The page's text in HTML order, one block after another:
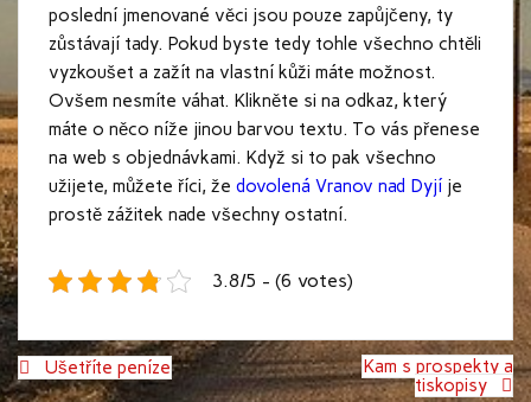
poslední jmenované věci jsou pouze zapůjčeny, ty
zůstávají tady. Pokud byste tedy tohle všechno chtěli
vyzkoušet a zažít na vlastní kůži máte možnost.
Ovšem nesmíte váhat. Klikněte si na odkaz, který
máte o něco níže jinou barvou textu. To vás přenese
na web s objednávkami. Když si to pak všechno
užijete, můžete říci, že dovolená Vranov nad Dyjíje
prostě zážitek nade všechny ostatní.
3.8/5 - (6 votes)
Navigace
pro
Ušetříte peníze
Kam s prospekty a
tiskopisy